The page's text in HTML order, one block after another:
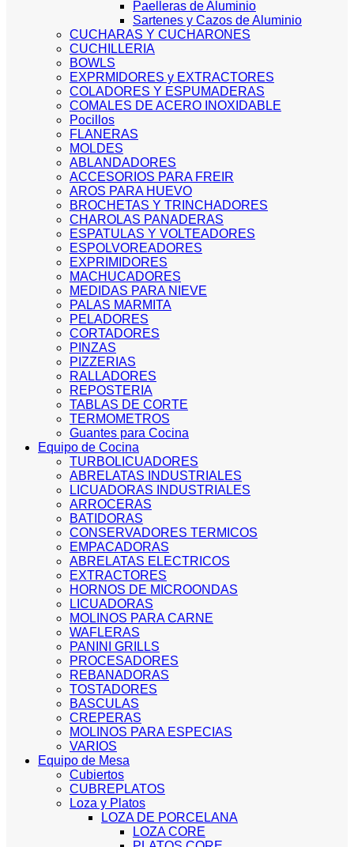
Paelleras de Aluminio
Sartenes y Cazos de Aluminio
CUCHARAS Y CUCHARONES
CUCHILLERIA
BOWLS
EXPRMIDORES y EXTRACTORES
COLADORES Y ESPUMADERAS
COMALES DE ACERO INOXIDABLE
Pocillos
FLANERAS
MOLDES
ABLANDADORES
ACCESORIOS PARA FREIR
AROS PARA HUEVO
BROCHETAS Y TRINCHADORES
CHAROLAS PANADERAS
ESPATULAS Y VOLTEADORES
ESPOLVOREADORES
EXPRIMIDORES
MACHUCADORES
MEDIDAS PARA NIEVE
PALAS MARMITA
PELADORES
CORTADORES
PINZAS
PIZZERIAS
RALLADORES
REPOSTERIA
TABLAS DE CORTE
TERMOMETROS
Guantes para Cocina
Equipo de Cocina
TURBOLICUADORES
ABRELATAS INDUSTRIALES
LICUADORAS INDUSTRIALES
ARROCERAS
BATIDORAS
CONSERVADORES TERMICOS
EMPACADORAS
ABRELATAS ELECTRICOS
EXTRACTORES
HORNOS DE MICROONDAS
LICUADORAS
MOLINOS PARA CARNE
WAFLERAS
PANINI GRILLS
PROCESADORES
REBANADORAS
TOSTADORES
BASCULAS
CREPERAS
MOLINOS PARA ESPECIAS
VARIOS
Equipo de Mesa
Cubiertos
CUBREPLATOS
Loza y Platos
LOZA DE PORCELANA
LOZA CORE